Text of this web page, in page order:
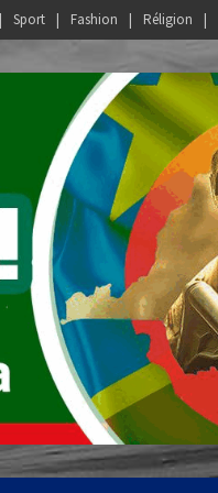
Sport Fashion Réligion